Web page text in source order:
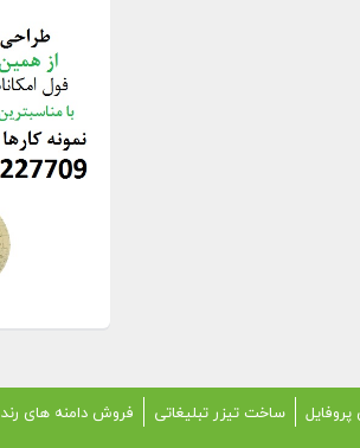
ساخت تیزر تبلیغاتی فروش دامنه های رند